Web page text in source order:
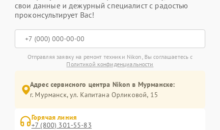
свои данные и дежурный специалист с радостью
проконсультирует Вас!
Отправляя заявку на ремонт техники Nikon, Вы соглашаетесь с
Политикой конфиденциальности
Адрес сервисного центра Nikon в Мурманске:
г. Мурманск, ул. Капитана Орликовой, 15
Горячая линия
+7 (800) 301-55-83